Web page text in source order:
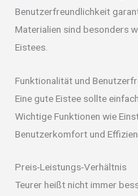
Benutzerfreundlichkeit
Materialien sind besonders
Eistees.
Funktionalität und
Eine gute Eistee sollte
Wichtige Funktionen wie
Benutzerkomfort und
Preis-Leistungs-Verhältnis
Teurer heißt nicht immer